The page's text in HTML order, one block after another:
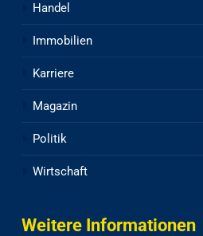
Handel
Immobilien
Karriere
Magazin
Politik
Wirtschaft
Weitere Informationen